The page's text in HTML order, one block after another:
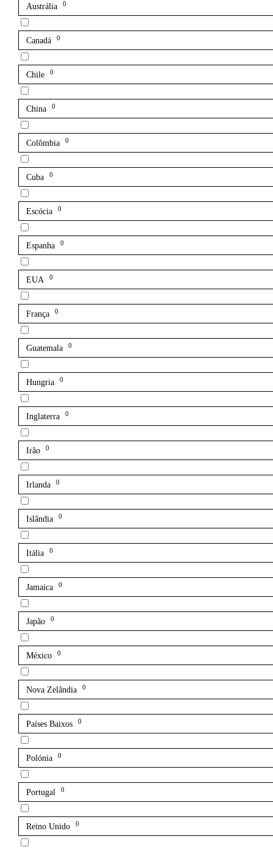
Austrália 0
Canadá 0
Chile 0
China 0
Colômbia 0
Cuba 0
Escócia 0
Espanha 0
EUA 0
França 0
Guatemala 0
Hungria 0
Inglaterra 0
Irão 0
Irlanda 0
Islândia 0
Itália 0
Jamaica 0
Japão 0
México 0
Nova Zelândia 0
Países Baixos 0
Polónia 0
Portugal 0
Reino Unido 0